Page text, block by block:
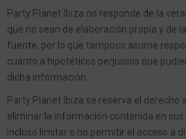
Party Planet Ibiza no responde de la
que no sean de elaboración propia y de
fuente, por lo que tampoco asume
cuanto a hipotéticos perjuicios que
dicha información.
Party Planet Ibiza se reserva el derecho
eliminar la información contenida en
incluso limitar o no permitir el acceso a